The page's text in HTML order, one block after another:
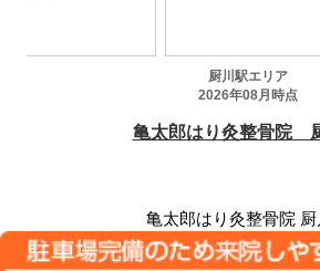
亀太郎はり灸整骨院 厨